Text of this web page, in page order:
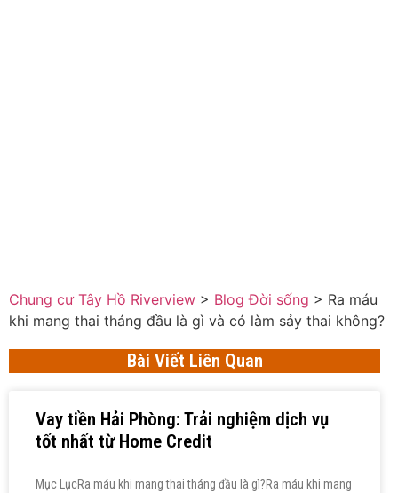
Chung cư Tây Hồ Riverview > Blog Đời sống > Ra máu
khi mang thai tháng đầu là gì và có làm sảy thai không?
Bài Viết Liên Quan
Vay tiền Hải Phòng: Trải nghiệm dịch vụ
tốt nhất từ Home Credit
Mục LụcRa máu khi mang thai tháng đầu là gì?Ra máu khi mang